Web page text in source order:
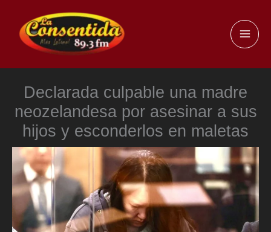
contenido
Declarada culpable una madre
neozelandesa por asesinar a sus
hijos y esconderlos en maletas